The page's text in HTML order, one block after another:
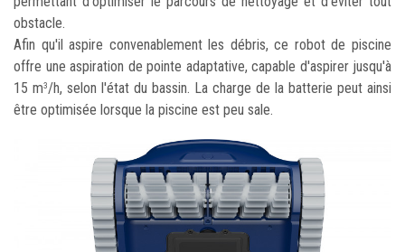
obstacle.
Afin qu'il aspire convenablement les débris, ce robot de piscine
offre une aspiration de pointe adaptative, capable d'aspirer jusqu'à
15 m3/h, selon l'état du bassin. La charge de la batterie peut ainsi
être optimisée lorsque la piscine est peu sale.